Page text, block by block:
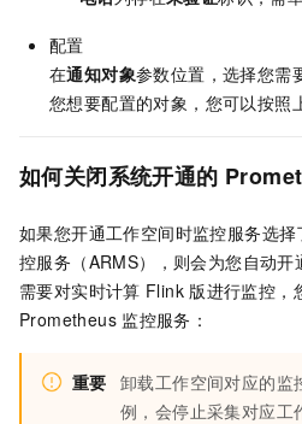
配置
在通知对象参数位置，选择您需
您想要配置的对象，您可以按照
如何关闭系统开通的
如果您开通工作空间时监控服务选
控服务（ARMS），则会为您自动开
需要对实时计算 Flink 版进行监控，
Prometheus 监控服务：
重要 卸载工作空间对应的监
例，会停止采集对应工